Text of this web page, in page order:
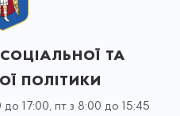
та
політики
до 17:00, пт з 8:00 до 15:45